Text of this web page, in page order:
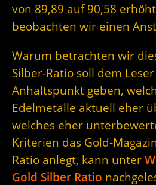
von 89,89 auf 90,58
beobachten wir einen
Warum betrachten wir
Silber-Ratio soll dem
Anhaltspunkt geben,
Edelmetalle aktuell eher
welches eher
Kriterien das Gold-
Ratio anlegt, kann unter
Gold Silber Ratio